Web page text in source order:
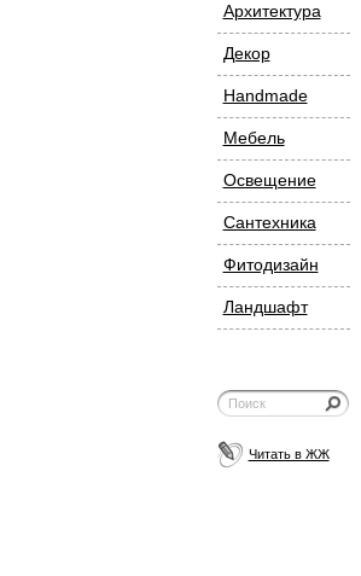
Архитектура
Декор
Handmade
Мебель
Освещение
Сантехника
Фитодизайн
Ландшафт
Читать в ЖЖ